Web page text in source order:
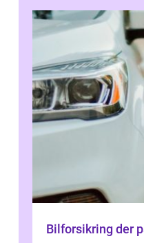
Bilforsikring der